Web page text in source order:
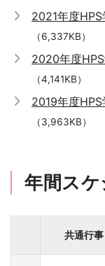
2021年度HPS
（6,337KB）
2020年度HPS
（4,141KB）
2019年度HPS
（3,963KB）
年間ス
共通行事